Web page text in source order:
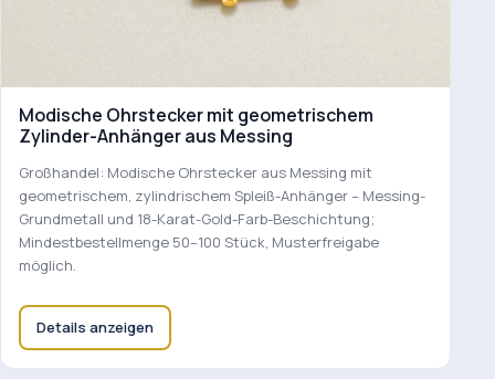
Modische Ohrstecker mit geometrischem
Zylinder-Anhänger aus Messing
Großhandel: Modische Ohrstecker aus Messing mit
geometrischem, zylindrischem Spleiß-Anhänger – Messing-
Grundmetall und 18-Karat-Gold-Farb-Beschichtung;
Mindestbestellmenge 50–100 Stück, Musterfreigabe
möglich.
Details anzeigen